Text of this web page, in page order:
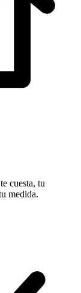
cuesta, tu
medida.